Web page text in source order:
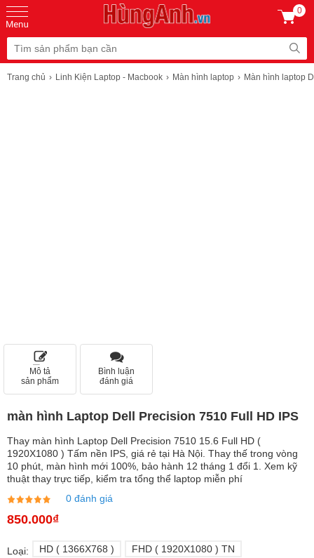
0
Trang chủ Linh Kiện Laptop - Macbook Màn hình laptop Màn hình laptop
Mô tả
sản phẩm
Bình luận
đánh giá
màn hình Laptop Dell Precision 7510 Full HD IPS
Thay màn hình Laptop Dell Precision 7510 15.6 Full HD (
1920X1080 ) Tấm nền IPS, giá rẻ tại Hà Nội. Thay thế trong vòng
10 phút, màn hình mới 100%, bảo hành 12 tháng 1 đổi 1. Xem kỹ
thuật thay trực tiếp, kiểm tra tổng thể laptop miễn phí
0 đánh giá
850.000₫
Loại: HD ( 1366X768 )
FHD ( 1920X1080 ) TN